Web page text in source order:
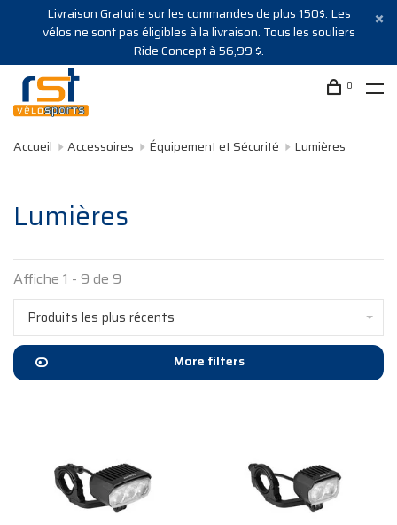
Livraison Gratuite sur les commandes de plus 150$. Les
vélos ne sont pas éligibles à la livraison. Tous les souliers
Ride Concept à 56,99 $.
0
Accueil Accessoires Équipement et Sécurité Lumières
Lumières
Affiche 1 - 9 de 9
Produits les plus récents
More filters